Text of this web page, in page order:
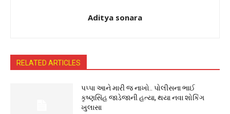
Aditya sonara
RELATED ARTICLES
પપ્પા આને મારી જ નાખો.. પોલીસના ભાઈ
કૃષ્ણસિંહ જાડેજાની હત્યા, થયા નવા શોકિંગ
ખુલાસા